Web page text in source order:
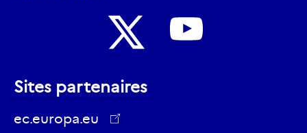
suivre
sur
Sites partenaires
ec.europa.eu